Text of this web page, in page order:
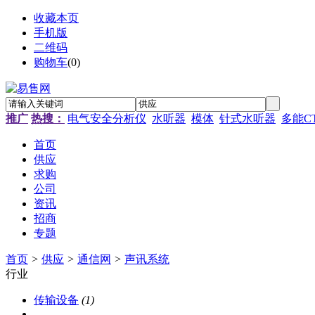
收藏本页
手机版
二维码
购物车(0)
推广 热搜： 电气安全分析仪 水听器 模体 针式水听器 多能
首页
供应
求购
公司
资讯
招商
专题
首页 > 供应 > 通信网 > 声讯系统
行业
传输设备 (1)